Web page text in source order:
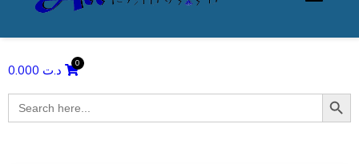
د.ت
Search
for:
Search Button